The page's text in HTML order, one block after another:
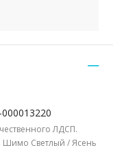
ЛДСП.
Шимо Светлый / Ясень